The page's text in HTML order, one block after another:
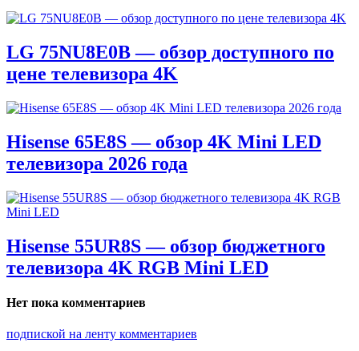
LG 75NU8E0B — обзор доступного по
цене телевизора 4K
Hisense 65E8S — обзор 4K Mini LED
телевизора 2026 года
Hisense 55UR8S — обзор бюджетного
телевизора 4K RGB Mini LED
Нет пока комментариев
подпиской на ленту комментариев